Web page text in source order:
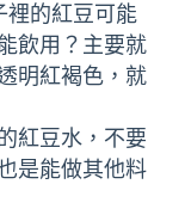
裡的紅豆可能
飲用？主要就
明紅褐色，就
紅豆水，不要
是能做其他料